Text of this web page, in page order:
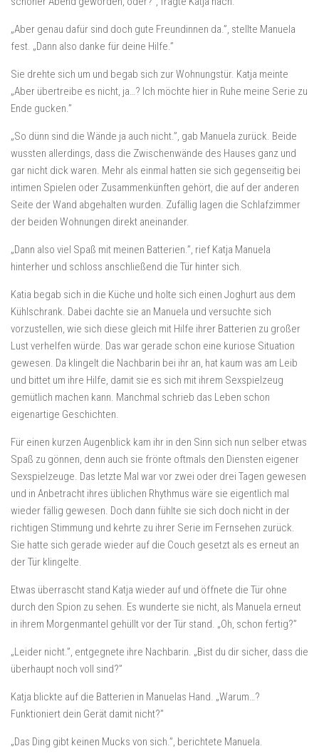
„Aber genau dafür sind doch gute Freundinnen da.”, stellte Manuela
fest. „Dann also danke für deine Hilfe.”
Sie drehte sich um und begab sich zur Wohnungstür. Katja meinte
„Aber übertreibe es nicht, ja…? Ich möchte hier in Ruhe meine Serie zu
Ende gucken.”
„So dünn sind die Wände ja auch nicht.”, gab Manuela zurück. Beide
wussten allerdings, dass die Zwischenwände des Hauses ganz und
gar nicht dick waren. Mehr als einmal hatten sie sich gegenseitig bei
intimen Spielen oder Zusammenkünften gehört, die auf der anderen
Seite der Wand abgehalten wurden. Zufällig lagen die Schlafzimmer
der beiden Wohnungen direkt aneinander.
„Dann also viel Spaß mit meinen Batterien.”, rief Katja Manuela
hinterher und schloss anschließend die Tür hinter sich.
Katia begab sich in die Küche und holte sich einen Joghurt aus dem
Kühlschrank. Dabei dachte sie an Manuela und versuchte sich
vorzustellen, wie sich diese gleich mit Hilfe ihrer Batterien zu großer
Lust verhelfen würde. Das war gerade schon eine kuriose Situation
gewesen. Da klingelt die Nachbarin bei ihr an, hat kaum was am Leib
und bittet um ihre Hilfe, damit sie es sich mit ihrem Sexspielzeug
gemütlich machen kann. Manchmal schrieb das Leben schon
eigenartige Geschichten.
Für einen kurzen Augenblick kam ihr in den Sinn sich nun selber etwas
Spaß zu gönnen, denn auch sie frönte oftmals den Diensten eigener
Sexspielzeuge. Das letzte Mal war vor zwei oder drei Tagen gewesen
und in Anbetracht ihres üblichen Rhythmus wäre sie eigentlich mal
wieder fällig gewesen. Doch dann fühlte sie sich doch nicht in der
richtigen Stimmung und kehrte zu ihrer Serie im Fernsehen zurück.
Sie hatte sich gerade wieder auf die Couch gesetzt als es erneut an
der Tür klingelte.
Etwas überrascht stand Katja wieder auf und öffnete die Tür ohne
durch den Spion zu sehen. Es wunderte sie nicht, als Manuela erneut
in ihrem Morgenmantel gehüllt vor der Tür stand. „Oh, schon fertig?”
„Leider nicht.”, entgegnete ihre Nachbarin. „Bist du dir sicher, dass die
überhaupt noch voll sind?”
Katja blickte auf die Batterien in Manuelas Hand. „Warum…?
Funktioniert dein Gerät damit nicht?”
„Das Ding gibt keinen Mucks von sich.”, berichtete Manuela.